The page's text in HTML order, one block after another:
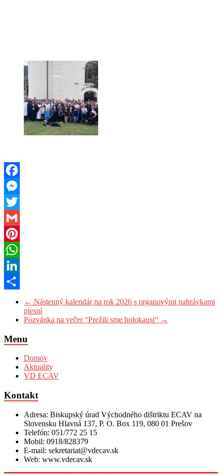
Facebook
Messenger
Twitter
Gmail
Pinterest
WhatsApp
LinkedIn
← Nástenný kalendár na rok 2026 s organovými nahrávkami
piesní
Pozvánka na večer “Prežili sme holokaust” →
Menu
Domov
Aktuality
VD ECAV
Kontakt
Adresa: Biskupský úrad Východného dištriktu ECAV na
Slovensku Hlavná 137, P. O. Box 119, 080 01 Prešov
Telefón: 051/772 25 15
Mobil: 0918/828379
E-mail: sekretariat@vdecav.sk
Web: www.vdecav.sk